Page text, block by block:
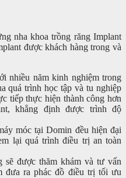
nha khoa trồng răng Implant
được khách hàng trong và
nhiều năm kinh nghiệm trong
quá trình học tập và tu nghiệp
tiếp thực hiện thành công hơn
khẳng định được trình độ
móc tại Domin đều hiện đại
lại quá trình điều trị an toàn
được thăm khám và tư vấn
đưa ra phác đồ điều trị tối ưu